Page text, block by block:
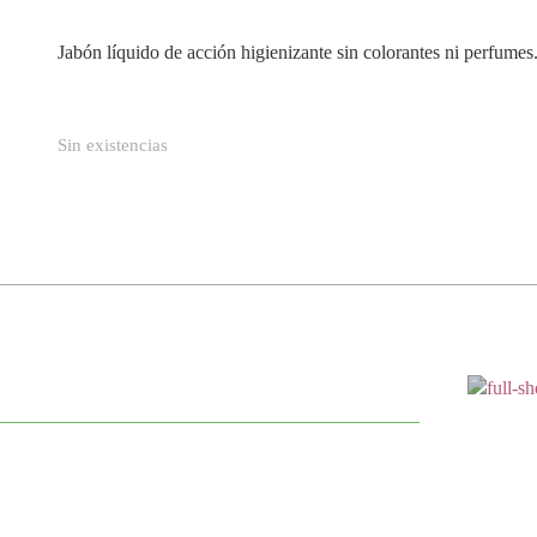
Jabón líquido de acción higienizante sin colorantes ni perfumes.
Sin existencias